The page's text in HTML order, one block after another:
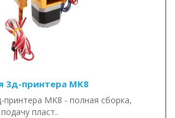
3д-принтера MK8
принтера MK8 - полная сборка,
пласт..